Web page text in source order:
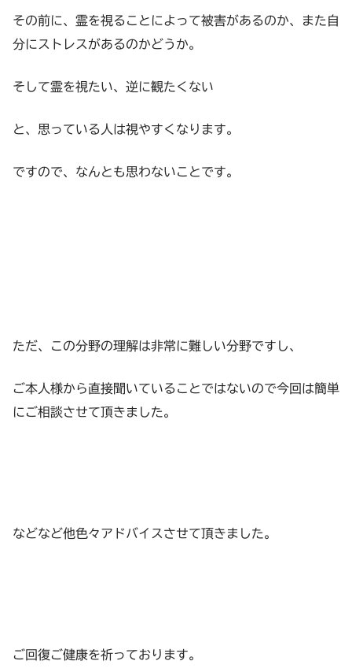
その前に、霊を視ることによって被害があるのか、また自
分にストレスがあるのかどうか。
そして霊を視たい、逆に観たくない
と、思っている人は視やすくなります。
ですので、なんとも思わないことです。
ただ、この分野の理解は非常に難しい分野ですし、
ご本人様から直接聞いていることではないので今回は簡単
にご相談させて頂きました。
などなど他色々アドバイスさせて頂きました。
ご回復ご健康を祈っております。